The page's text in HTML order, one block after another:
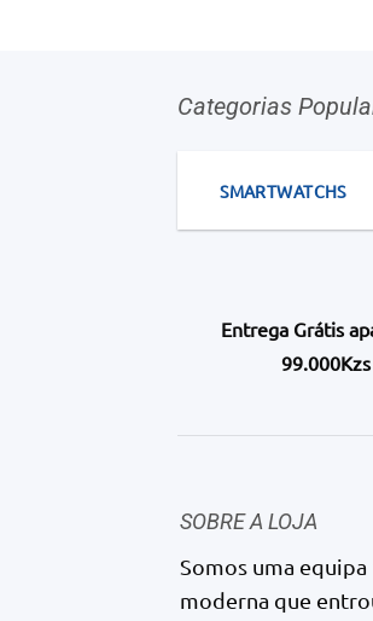
Categorias
SMARTWATCHS
Entrega Grátis
99.000Kzs
SOBRE A LOJA
Somos uma equipa
moderna que